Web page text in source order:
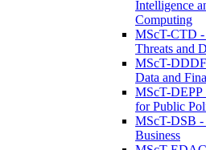
Intelligence
Computing
MScT-CTD -
Threats and
MScT-
Data and
MScT-DEPP
for Public
MScT-DSB -
Business